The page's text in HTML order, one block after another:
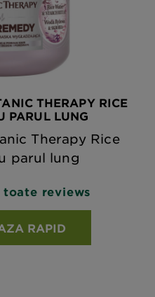
THERAPY RICE
PARUL LUNG
Therapy Rice
parul lung
toate reviews
RAPID